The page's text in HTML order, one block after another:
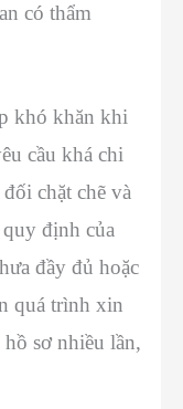
có thẩm
khó khăn khi
cầu khá chi
chặt chẽ và
định của
đầy đủ hoặc
quá trình xin
sơ nhiều lần,